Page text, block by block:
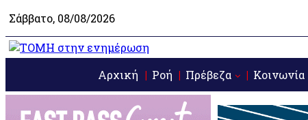
Σάββατο, 08/08/2026
Αρχική Ροή Πρέβεζα Κοινωνία